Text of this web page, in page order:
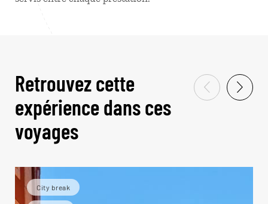
Retrouvez cette
expérience dans ces
voyages
City break